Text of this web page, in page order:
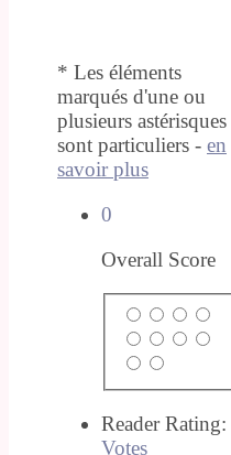
* Les éléments
marqués d'une ou
plusieurs astérisques
sont particuliers - en
savoir plus
0
Overall Score
Reader Rating:
Votes